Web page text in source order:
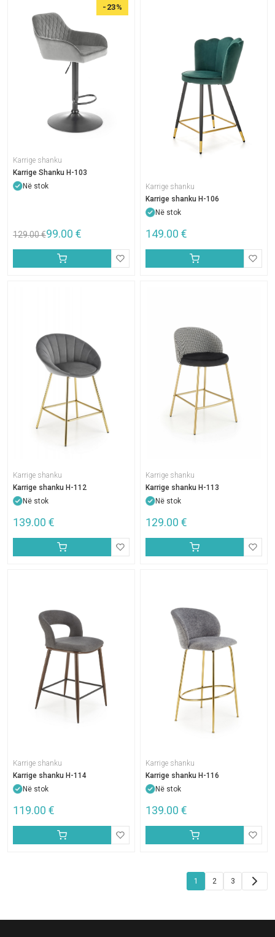
-23%
Karrige shanku
Karrige Shanku H-103
Në stok
129.00€99.00 €
Karrige shanku
Karrige shanku H-106
Në stok
149.00 €
Karrige shanku
Karrige shanku H-112
Në stok
139.00 €
Karrige shanku
Karrige shanku H-113
Në stok
129.00 €
Karrige shanku
Karrige shanku H-114
Në stok
119.00 €
Karrige shanku
Karrige shanku H-116
Në stok
139.00 €
Faqosje
1 2 3